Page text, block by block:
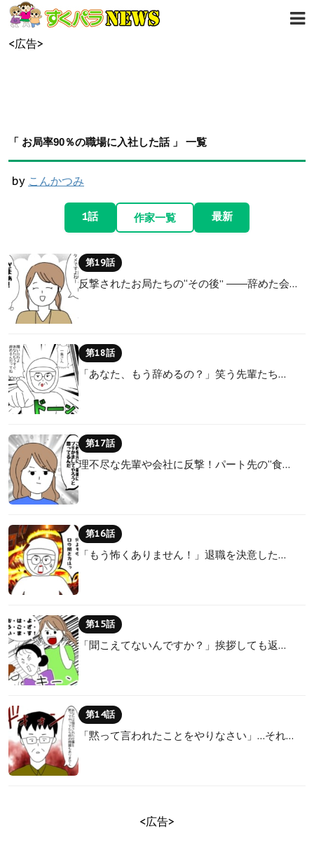
<広告>
「 お局率90％の職場に入社した話 」 一覧
by こんかつみ
1話 作家一覧 最新
第19話
反撃されたお局たちの“その後” ――辞めた会…
第18話
「あなた、もう辞めるの？」笑う先輩たち…
第17話
理不尽な先輩や会社に反撃！パート先の“食…
第16話
「もう怖くありません！」退職を決意した…
第15話
「聞こえてないんですか？」挨拶しても返…
第14話
「黙って言われたことをやりなさい」…それ…
<広告>